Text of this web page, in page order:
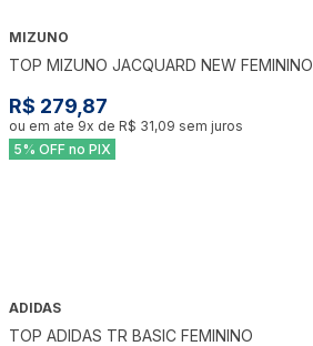
MIZUNO
TOP MIZUNO JACQUARD NEW FEMININO
R$ 279,87
ou em ate 9x de R$ 31,09 sem juros
5% OFF no PIX
ADIDAS
TOP ADIDAS TR BASIC FEMININO